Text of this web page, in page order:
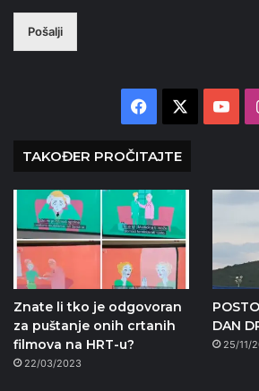
Pošalji
Facebook
TAKOĐER PROČITAJTE
Znate li tko je odgovoran
za puštanje onih crtanih
filmova na HRT-u?
22/03/2023
DAN
25/11/